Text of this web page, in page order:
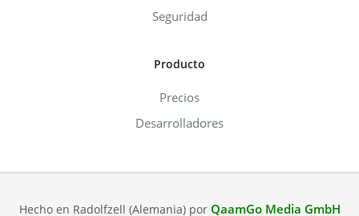
Seguridad
Producto
Precios
Desarrolladores
Hecho en Radolfzell (Alemania) por QaamGo Media GmbH